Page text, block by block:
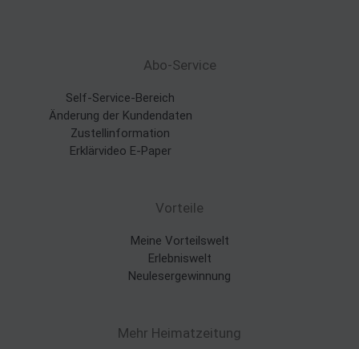
Abo-Service
Self-Service-Bereich
Änderung der Kundendaten
Zustellinformation
Erklärvideo E-Paper
Vorteile
Meine Vorteilswelt
Erlebniswelt
Neulesergewinnung
Mehr Heimatzeitung